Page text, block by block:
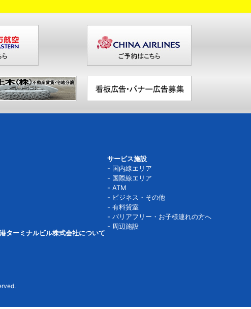
ターミナルビル株式会社について
サービス施設
国内線エリア
国際線エリア
ATM
ビジネス・その他
有料貸室
バリアフリー・お子様連れの方へ
周辺施設